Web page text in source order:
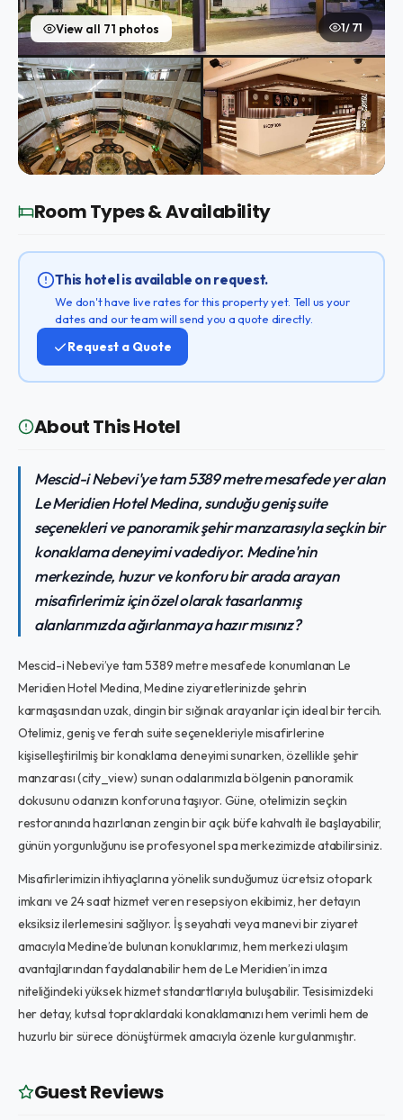
View all 71 photos 1 / 71
Room Types & Availability
This hotel is available on request.
We don't have live rates for this property yet. Tell us your
dates and our team will send you a quote directly.
Request a Quote
About This Hotel
Mescid-i Nebevi'ye tam 5389 metre mesafede yer alan
Le Meridien Hotel Medina, sunduğu geniş suite
seçenekleri ve panoramik şehir manzarasıyla seçkin bir
konaklama deneyimi vadediyor. Medine'nin
merkezinde, huzur ve konforu bir arada arayan
misafirlerimiz için özel olarak tasarlanmış
alanlarımızda ağırlanmaya hazır mısınız?
Mescid-i Nebevi’ye tam 5389 metre mesafede konumlanan Le
Meridien Hotel Medina, Medine ziyaretlerinizde şehrin
karmaşasından uzak, dingin bir sığınak arayanlar için ideal bir tercih.
Otelimiz, geniş ve ferah suite seçenekleriyle misafirlerine
kişiselleştirilmiş bir konaklama deneyimi sunarken, özellikle şehir
manzarası (city_view) sunan odalarımızla bölgenin panoramik
dokusunu odanızın konforuna taşıyor. Güne, otelimizin seçkin
restoranında hazırlanan zengin bir açık büfe kahvaltı ile başlayabilir,
günün yorgunluğunu ise profesyonel spa merkezimizde atabilirsiniz.
Misafirlerimizin ihtiyaçlarına yönelik sunduğumuz ücretsiz otopark
imkanı ve 24 saat hizmet veren resepsiyon ekibimiz, her detayın
eksiksiz ilerlemesini sağlıyor. İş seyahati veya manevi bir ziyaret
amacıyla Medine’de bulunan konuklarımız, hem merkezi ulaşım
avantajlarından faydalanabilir hem de Le Meridien’in imza
niteliğindeki yüksek hizmet standartlarıyla buluşabilir. Tesisimizdeki
her detay, kutsal topraklardaki konaklamanızı hem verimli hem de
huzurlu bir sürece dönüştürmek amacıyla özenle kurgulanmıştır.
Guest Reviews